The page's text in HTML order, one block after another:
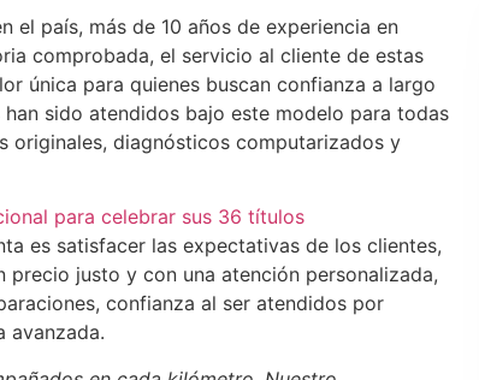
el país, más de 10 años de experiencia en
comprobada, el servicio al cliente de estas
única para quienes buscan confianza a largo
sido atendidos bajo este modelo para todas
originales, diagnósticos computarizados y
para celebrar sus 36 títulos
es satisfacer las expectativas de los clientes,
justo y con una atención personalizada,
confianza al ser atendidos por
avanzada.